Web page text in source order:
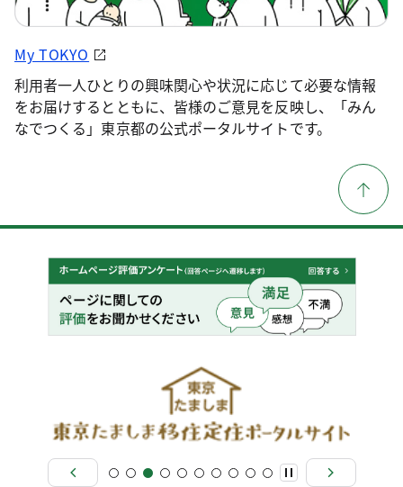
My TOKYO
利用者一人ひとりの興味関心や状況に応じて必要な情報
をお届けするとともに、皆様のご意見を反映し、「みん
なでつくる」東京都の公式ポータルサイトです。